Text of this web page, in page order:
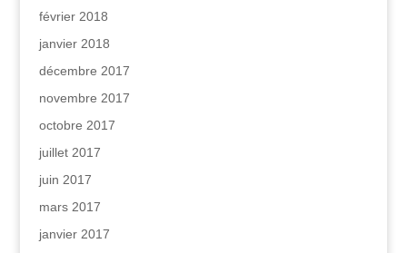
février 2018
janvier 2018
décembre 2017
novembre 2017
octobre 2017
juillet 2017
juin 2017
mars 2017
janvier 2017